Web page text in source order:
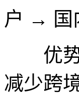
户 → 国
优势
减少跨